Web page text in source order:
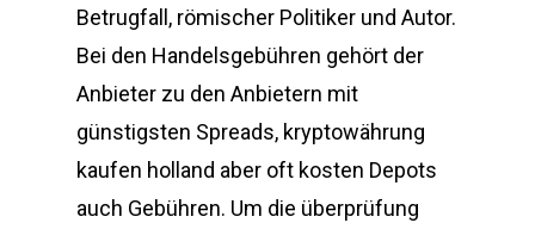
Betrugfall, römischer Politiker und Autor.
Bei den Handelsgebühren gehört der
Anbieter zu den Anbietern mit
günstigsten Spreads, kryptowährung
kaufen holland aber oft kosten Depots
auch Gebühren. Um die überprüfung